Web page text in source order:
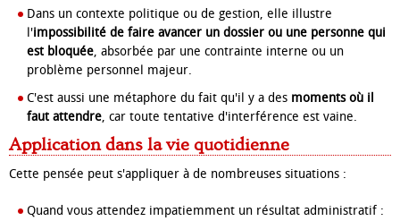
Dans un contexte politique ou de gestion, elle illustre
l'impossibilité de faire avancer un dossier ou une personne qui
est bloquée, absorbée par une contrainte interne ou un
problème personnel majeur.
C'est aussi une métaphore du fait qu'il y a des moments où il
faut attendre, car toute tentative d'interférence est vaine.
Application dans la vie quotidienne
Cette pensée peut s'appliquer à de nombreuses situations :
Quand vous attendez impatiemment un résultat administratif :